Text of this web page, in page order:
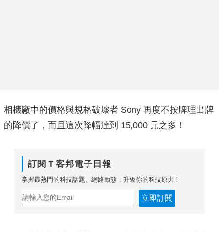
相機廠中的價格與規格破壞者 Sony 再度不按牌理出牌
的降價了，而且這次降幅達到 15,000 元之多！
訂閱Ｔ客邦電子日報
掌握最熱門的科技話題、網路動態，升級你的科技原力！
立即訂閱